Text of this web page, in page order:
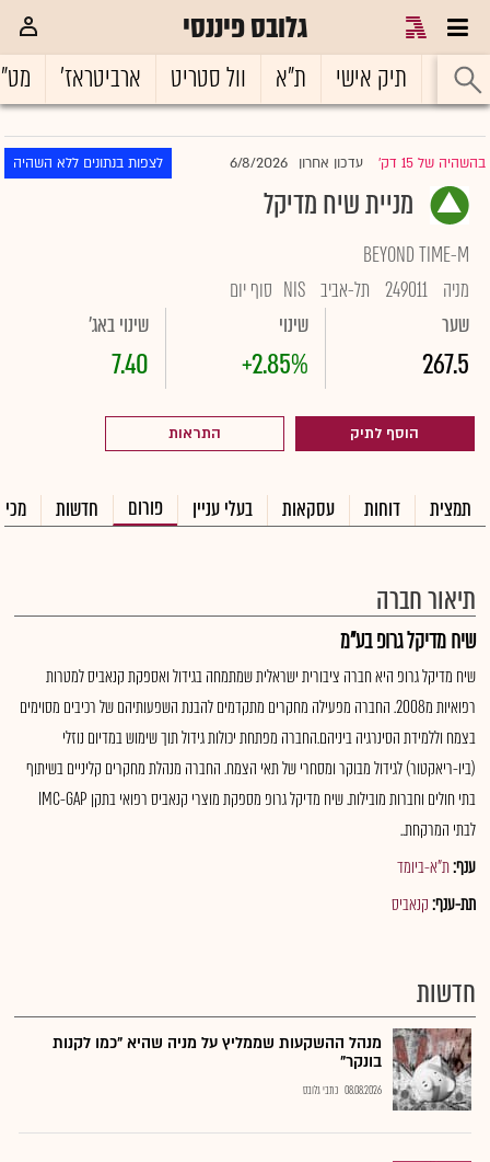
גלובס פיננסי
ראשי תיק אישי ת"א וול סטריט ארביטראז'
בהשהיה של 15 דק' |עדכון אחרון 6/8/2026 לצפות בנתונים ללא השהיה
מניית שיח מדיקל
BEYOND TIME-M
מניה 249011 תל-אביב NIS סוף יום
שער
267.5
שינוי
+2.85%
שינוי באג'
7.40
הוסף לתיק התראות
תמצית דוחות עסקאות בעלי עניין פורום חדשות
תיאור חברה
שיח מדיקל גרופ בע"מ
שיח מדיקל גרופ היא חברה ציבורית ישראלית שמתמחה בגידול ואספקת קנאביס למטרות
רפואיות מ2008. החברה מפעילה מחקרים מתקדמים להבנת השפעותיהם של רכיבים מסוימים
בצמח וללמידת הסינרגיה ביניהם.החברה מפתחת יכולות גידול תוך שימוש במדיום נוזלי
(ביו-ריאקטור) לגידול מבוקר ומסחרי של תאי הצמח. החברה מנהלת מחקרים קליניים בשיתוף
בתי חולים וחברות מובילות. שיח מדיקל גרופ מספקת מוצרי קנאביס רפואי בתקן IMC-GAP
לבתי המרקחת..
ענף:ת"א-ביומד
תת-ענף:קנאביס
חדשות
מנהל ההשקעות שממליץ על מניה שהיא "כמו לקנות
בונקר"
08.08.2026 כתבי גלובס